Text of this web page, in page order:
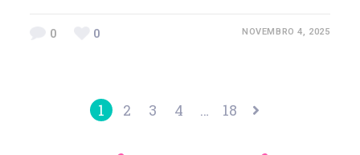
0 0 NOVEMBRO 4, 2025
1 2 3 4 … 18